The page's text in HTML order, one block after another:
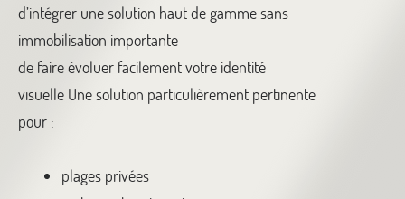
d’intégrer une solution haut de gamme sans
immobilisation importante
de faire évoluer facilement votre identité
visuelle Une solution particulièrement pertinente
pour :
plages privées